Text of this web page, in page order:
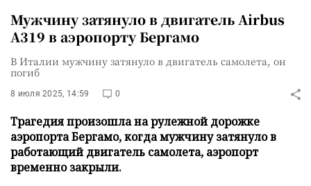
Мужчину затянуло в двигатель Airbus
A319 в аэропорту Бергамо
В Италии мужчину затянуло в двигатель самолета, он
погиб
8 июля 2025, 14:59 0
Трагедия произошла на рулежной дорожке
аэропорта Бергамо, когда мужчину затянуло в
работающий двигатель самолета, аэропорт
временно закрыли.